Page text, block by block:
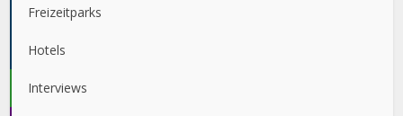
Freizeitparks
Hotels
Interviews